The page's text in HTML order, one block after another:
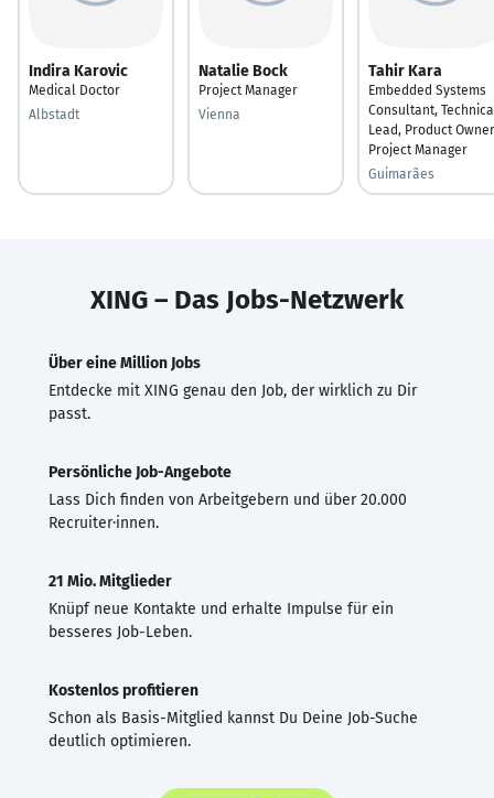
Indira Karovic
Medical Doctor
Albstadt
Natalie Bock
Project Manager
Vienna
Tahir Kara
Embedded Systems
Consultant,
Lead, Product
Project Manager
Guimarães
XING – Das Jobs-Netzwerk
Über eine Million Jobs
Entdecke mit XING genau den Job, der wirklich zu Dir
passt.
Persönliche Job-Angebote
Lass Dich finden von Arbeitgebern und über 20.000
Recruiter·innen.
21 Mio. Mitglieder
Knüpf neue Kontakte und erhalte Impulse für ein
besseres Job-Leben.
Kostenlos profitieren
Schon als Basis-Mitglied kannst Du Deine Job-Suche
deutlich optimieren.